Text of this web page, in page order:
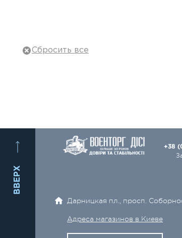
Тактическое снаряжение
Охота и туризм
Оружие и Патроны
ВВЕРХ
+38
Дарницкая пл., просп.
Адреса магазинов в Киеве